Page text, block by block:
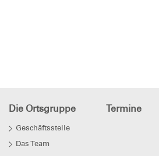
Die Ortsgruppe
Geschäftsstelle
Das Team
Termine